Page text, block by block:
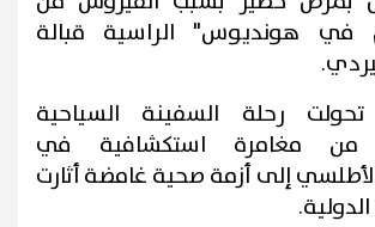
في هونديوس" الراسية قبالة
رحلة السفينة السياحية
من مغامرة استكشافية في
إلى أزمة صحية غامضة أثارت